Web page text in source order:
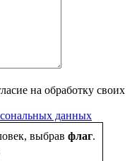
на обработку своих
данных
выбрав флаг.